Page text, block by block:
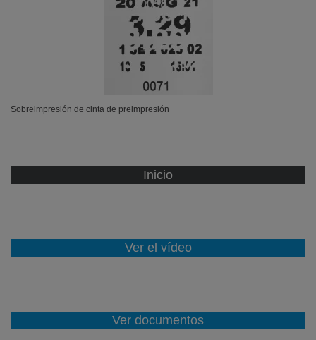
Sobreimpresión de cinta de preimpresión
Inicio
Ver el vídeo
Ver documentos